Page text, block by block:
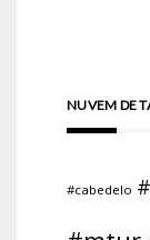
NUVEM DE
#cabedelo